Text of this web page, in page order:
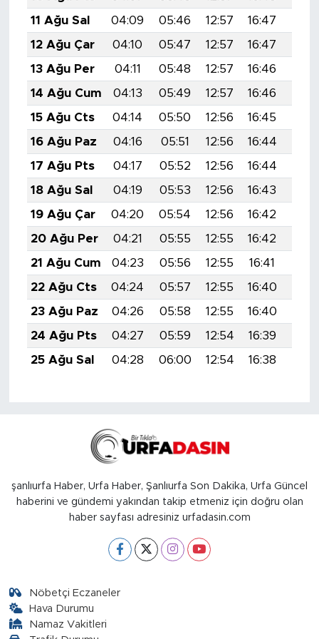
11 Ağu Sal
04:09 05:46 12:57 16:47
12 Ağu Çar
04:10 05:47 12:57 16:47
13 Ağu Per
04:11 05:48 12:57 16:46
14 Ağu Cum
04:13 05:49 12:57 16:46
15 Ağu Cts
04:14 05:50 12:56 16:45
16 Ağu Paz
04:16 05:51 12:56 16:44
17 Ağu Pts
04:17 05:52 12:56 16:44
18 Ağu Sal
04:19 05:53 12:56 16:43
19 Ağu Çar
04:20 05:54 12:56 16:42
20 Ağu Per
04:21 05:55 12:55 16:42
21 Ağu Cum
04:23 05:56 12:55 16:41
22 Ağu Cts
04:24 05:57 12:55 16:40
23 Ağu Paz
04:26 05:58 12:55 16:40
24 Ağu Pts
04:27 05:59 12:54 16:39
25 Ağu Sal
04:28 06:00 12:54 16:38
şanlıurfa Haber, Urfa Haber, Şanlıurfa Son Dakika, Urfa Güncel
haberini ve gündemi yakından takip etmeniz için doğru olan
haber sayfası adresiniz urfadasin.com
Nöbetçi Eczaneler
Hava Durumu
Namaz Vakitleri